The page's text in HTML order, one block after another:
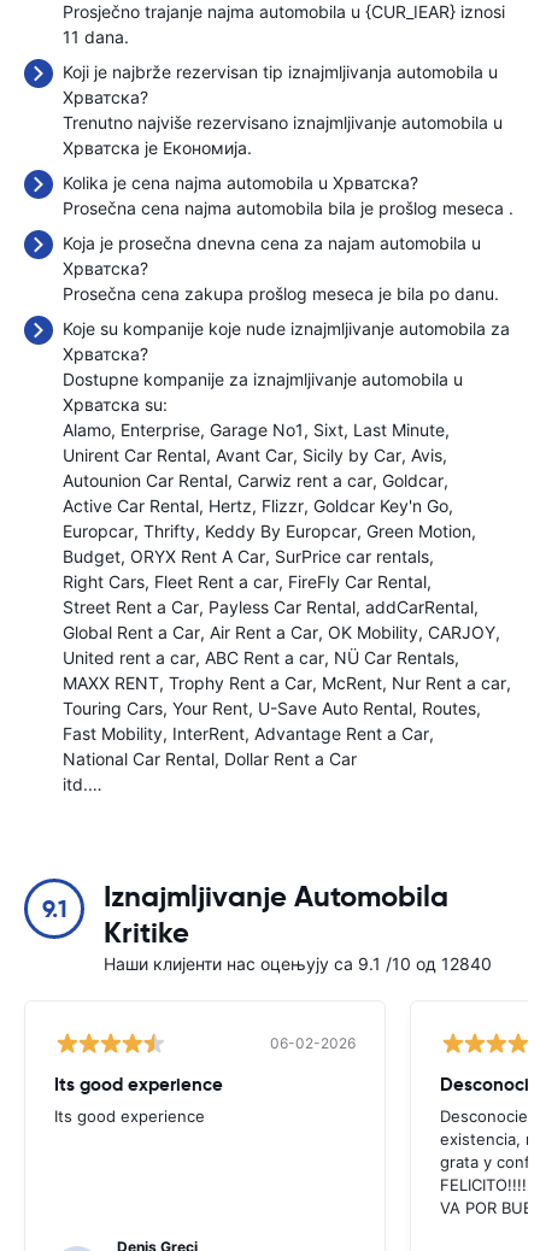
Prosječno trajanje najma automobila u {CUR_IEAR} iznosi
11 dana.
Koji je najbrže rezervisan tip iznajmljivanja automobila u
Хрватска?
Trenutno najviše rezervisano iznajmljivanje automobila u
Хрватска je Економија.
Kolika je cena najma automobila u Хрватска?
Prosečna cena najma automobila bila je prošlog meseca .
Koja je prosečna dnevna cena za najam automobila u
Хрватска?
Prosečna cena zakupa prošlog meseca je bila po danu.
Koje su kompanije koje nude iznajmljivanje automobila za
Хрватска?
Dostupne kompanije za iznajmljivanje automobila u
Хрватска su:
Alamo Enterprise Garage No1 Sixt Last Minute
Unirent Car Rental Avant Car Sicily by Car Avis
Autounion Car Rental Carwiz rent a car Goldcar
Active Car Rental Hertz Flizzr Goldcar Key'n Go
Europcar Thrifty Keddy By Europcar Green Motion
Budget ORYX Rent A Car SurPrice car rentals
Right Cars Fleet Rent a car FireFly Car Rental
Street Rent a Car Payless Car Rental addCarRental
Global Rent a Car Air Rent a Car OK Mobility CARJOY
United rent a car ABC Rent a car NÜ Car Rentals
MAXX RENT Trophy Rent a Car McRent Nur Rent a car
Touring Cars Your Rent U-Save Auto Rental Routes
Fast Mobility InterRent Advantage Rent a Car
National Car Rental Dollar Rent a Car
itd.…
9.1
Iznajmljivanje Automobila
Kritike
Наши клијенти нас оцењују са 9.1 /10 од 12840
06-02-2026
Its good experience
Its good experience
Denis Greci
existencia,
grata y
FELICITO!!!!,
VA POR